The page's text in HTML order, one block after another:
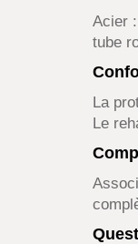
Acier
tube
La
Le